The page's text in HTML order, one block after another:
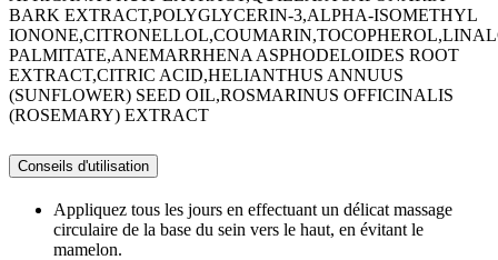
BARK EXTRACT,POLYGLYCERIN-3,ALPHA-ISOMETHYL
PALMITATE,ANEMARRHENA ASPHODELOIDES ROOT
EXTRACT,CITRIC ACID,HELIANTHUS ANNUUS
(SUNFLOWER) SEED OIL,ROSMARINUS OFFICINALIS
(ROSEMARY) EXTRACT
Conseils d'utilisation
Appliquez tous les jours en effectuant un délicat massage
circulaire de la base du sein vers le haut, en évitant le
mamelon.